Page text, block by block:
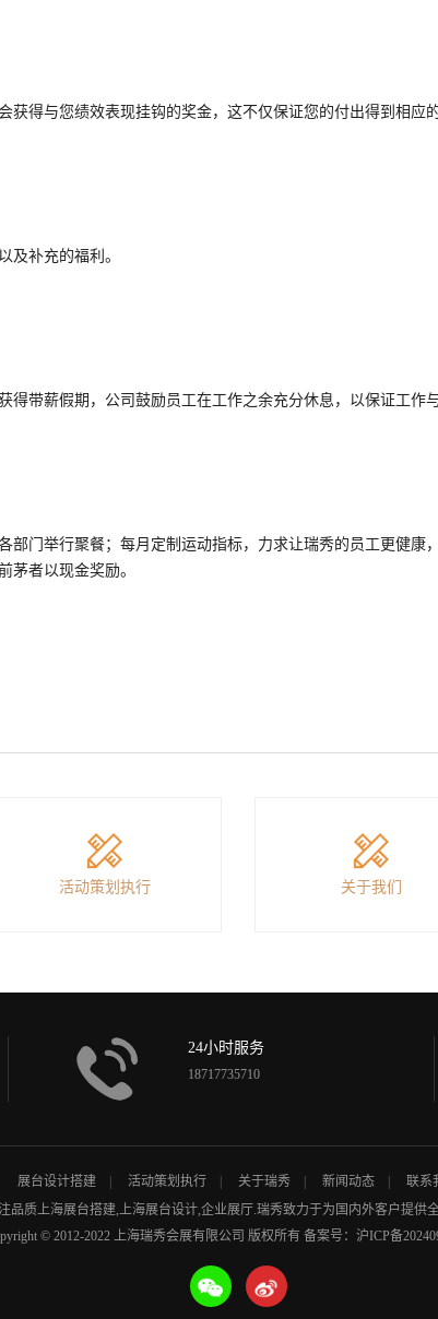
获得与您绩效表现挂钩的奖金，这不仅保证您的付出得到相应
及补充的福利。
得带薪假期，公司鼓励员工在工作之余充分休息，以保证工作与
部门举行聚餐；每月定制运动指标，力求让瑞秀的员工更健康
茅者以现金奖励。
活动策划执行 关于我们
24小时服务
18717735710
展台设计搭建 活动策划执行 关于瑞秀 新闻动态
联系
品质上海展台搭建,上海展台设计,企业展厅.瑞秀致力于为国内外客户提供
© 2012-2022 上海瑞秀会展有限公司 版权所有 备案号：沪ICP备